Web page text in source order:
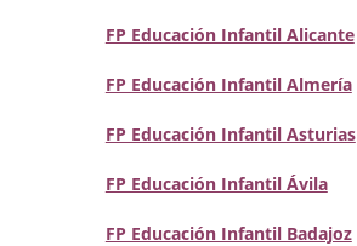
FP Educación Infantil Alicante
FP Educación Infantil Almería
FP Educación Infantil Asturias
FP Educación Infantil Ávila
FP Educación Infantil Badajoz